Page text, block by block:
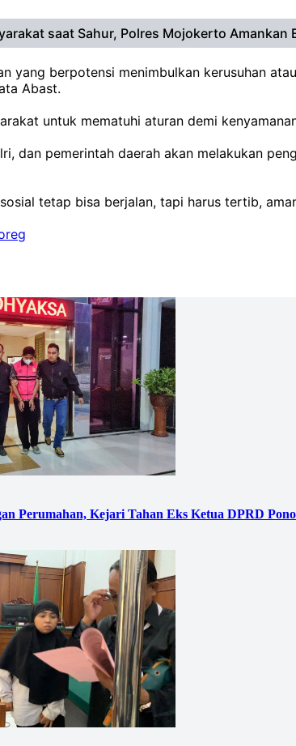
saat Sahur, Polres Mojokerto Amankan
yang berpotensi menimbulkan kerusuhan
Abast.
untuk mematuhi aturan demi
dan pemerintah daerah akan melakukan
tetap bisa berjalan, tapi harus tertib,
Perumahan, Kejari Tahan Eks Ketua DPRD